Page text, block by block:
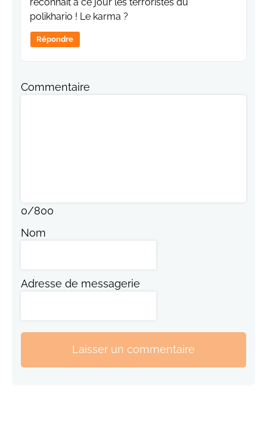
polikhario ! Le karma ?
Répondre
Commentaire
0/800
Nom
Adresse de messagerie
Laisser un commentaire